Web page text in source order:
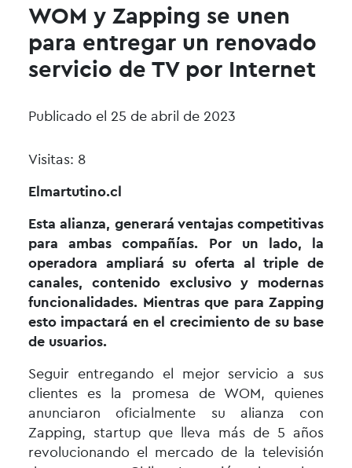
WOM y Zapping se unen
para entregar un renovado
servicio de TV por Internet
Publicado el 25 de abril de 2023
Visitas: 8
Elmartutino.cl
Esta alianza, generará ventajas competitivas
para ambas compañías. Por un lado, la
operadora ampliará su oferta al triple de
canales, contenido exclusivo y modernas
funcionalidades. Mientras que para Zapping
esto impactará en el crecimiento de su base
de usuarios.
Seguir entregando el mejor servicio a sus
clientes es la promesa de WOM, quienes
anunciaron oficialmente su alianza con
Zapping, startup que lleva más de 5 años
revolucionando el mercado de la televisión